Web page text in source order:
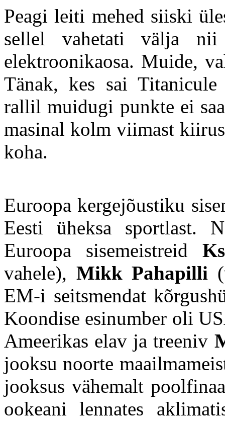
Peagi leiti mehed siiski
sellel vahetati välja
elektroonikaosa. Muide,
Tänak, kes sai
rallil muidugi punkte ei
masinal kolm viimast
koha.
Euroopa kergejõustiku
Eesti üheksa sportlast.
Euroopa sisemeistreid
vahele), Mikk Pahapilli
EM-i seitsmendat
Koondise esinumber oli
Ameerikas elav ja treeniv
jooksu noorte
jooksus vähemalt
ookeani lennates